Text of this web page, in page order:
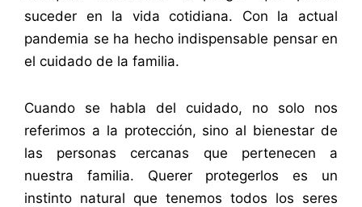
suceder en la vida cotidiana. Con la actual
pandemia se ha hecho indispensable pensar en
el cuidado de la familia.
Cuando se habla del cuidado, no solo nos
referimos a la protección, sino al bienestar de
las personas cercanas que pertenecen a
nuestra familia. Querer protegerlos es un
instinto natural que tenemos todos los seres